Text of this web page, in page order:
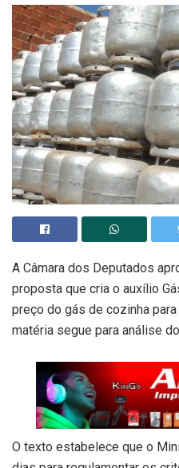
A Câmara dos Deputados
proposta que cria o auxílio
preço do gás de cozinha
matéria segue para análise
O texto estabelece que o